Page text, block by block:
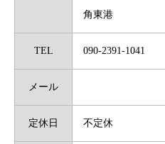
角東港
TEL 090-2391-1041
メール
定休日 不定休